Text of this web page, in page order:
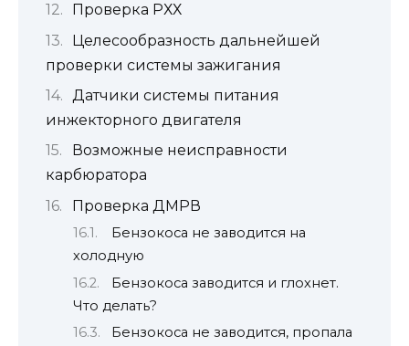
Проверка РХХ
Целесообразность дальнейшей
проверки системы зажигания
Датчики системы питания
инжекторного двигателя
Возможные неисправности
карбюратора
Проверка ДМРВ
Бензокоса не заводится на
холодную
Бензокоса заводится и глохнет.
Что делать?
Бензокоса не заводится, пропала